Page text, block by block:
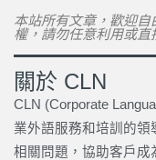
本站所有文章，歡迎
權，請勿任意利用或直
關於 CLN
CLN (Corporate
業外語服務和培訓的
相關問題，協助客戶成